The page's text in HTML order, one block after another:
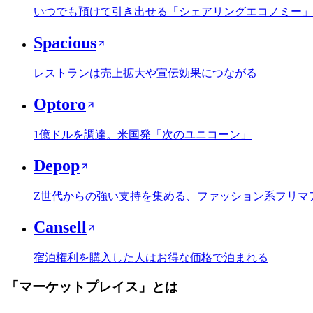
いつでも預けて引き出せる「シェアリングエコノミー
Spacious
レストランは売上拡大や宣伝効果につながる
Optoro
1億ドルを調達。米国発「次のユニコーン」
Depop
Z世代からの強い支持を集める、ファッション系フリマ
Cansell
宿泊権利を購入した人はお得な価格で泊まれる
「 マーケットプレイス 」とは